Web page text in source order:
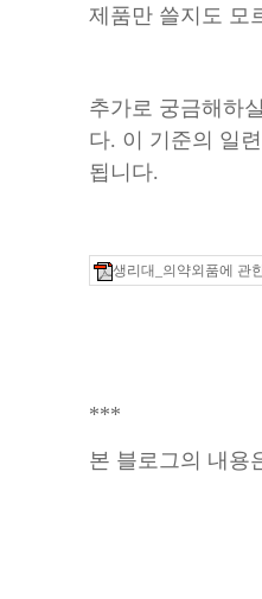
제품만 쓸지도 모
추가로 궁금해하
다. 이 기준의 일
됩니다.
생리대_의약외품에 관
***
본 블로그의 내용